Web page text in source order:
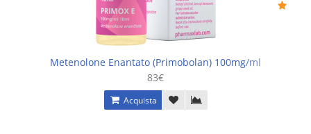
Metenolone Enantato (Primobolan) 100mg/ml
83€
Acquista